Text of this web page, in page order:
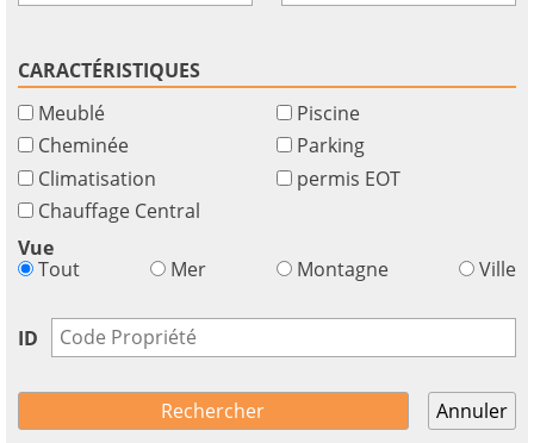
CARACTÉRISTIQUES
Meublé
Cheminée
Climatisation
Piscine
Parking
permis EOT
Chauffage Central
Vue
Tout
Mer Montagne Ville
ID
Annuler